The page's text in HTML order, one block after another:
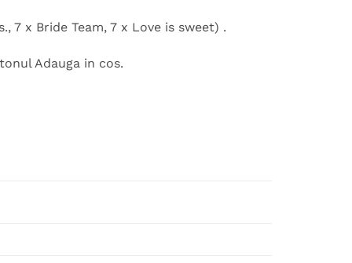
7 x Bride Team, 7 x Love is sweet) .
Adauga in cos.